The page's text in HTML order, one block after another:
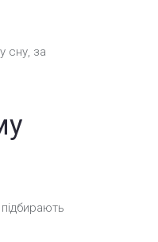
сну, за